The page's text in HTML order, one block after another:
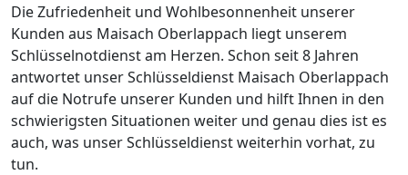
Die Zufriedenheit und Wohlbesonnenheit unserer
Kunden aus Maisach Oberlappach liegt unserem
Schlüsselnotdienst am Herzen. Schon seit 8 Jahren
antwortet unser Schlüsseldienst Maisach Oberlappach
auf die Notrufe unserer Kunden und hilft Ihnen in den
schwierigsten Situationen weiter und genau dies ist es
auch, was unser Schlüsseldienst weiterhin vorhat, zu
tun.